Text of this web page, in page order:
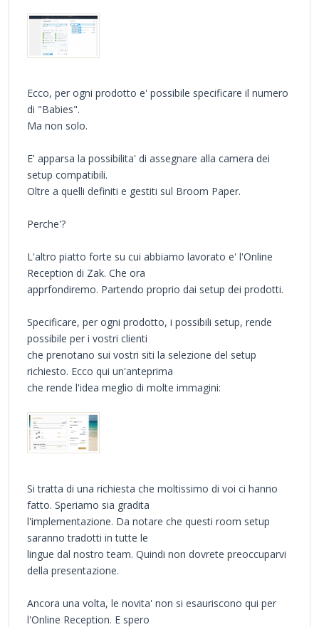
Ecco, per ogni prodotto e' possibile specificare il numero
di "Babies".
Ma non solo.
E' apparsa la possibilita' di assegnare alla camera dei
setup compatibili.
Oltre a quelli definiti e gestiti sul Broom Paper.
Perche'?
L'altro piatto forte su cui abbiamo lavorato e' l'Online
Reception di Zak. Che ora
apprfondiremo. Partendo proprio dai setup dei prodotti.
Specificare, per ogni prodotto, i possibili setup, rende
possibile per i vostri clienti
che prenotano sui vostri siti la selezione del setup
richiesto. Ecco qui un'anteprima
che rende l'idea meglio di molte immagini:
Si tratta di una richiesta che moltissimo di voi ci hanno
fatto. Speriamo sia gradita
l'implementazione. Da notare che questi room setup
saranno tradotti in tutte le
lingue dal nostro team. Quindi non dovrete preoccuparvi
della presentazione.
Ancora una volta, le novita' non si esauriscono qui per
l'Online Reception. E spero